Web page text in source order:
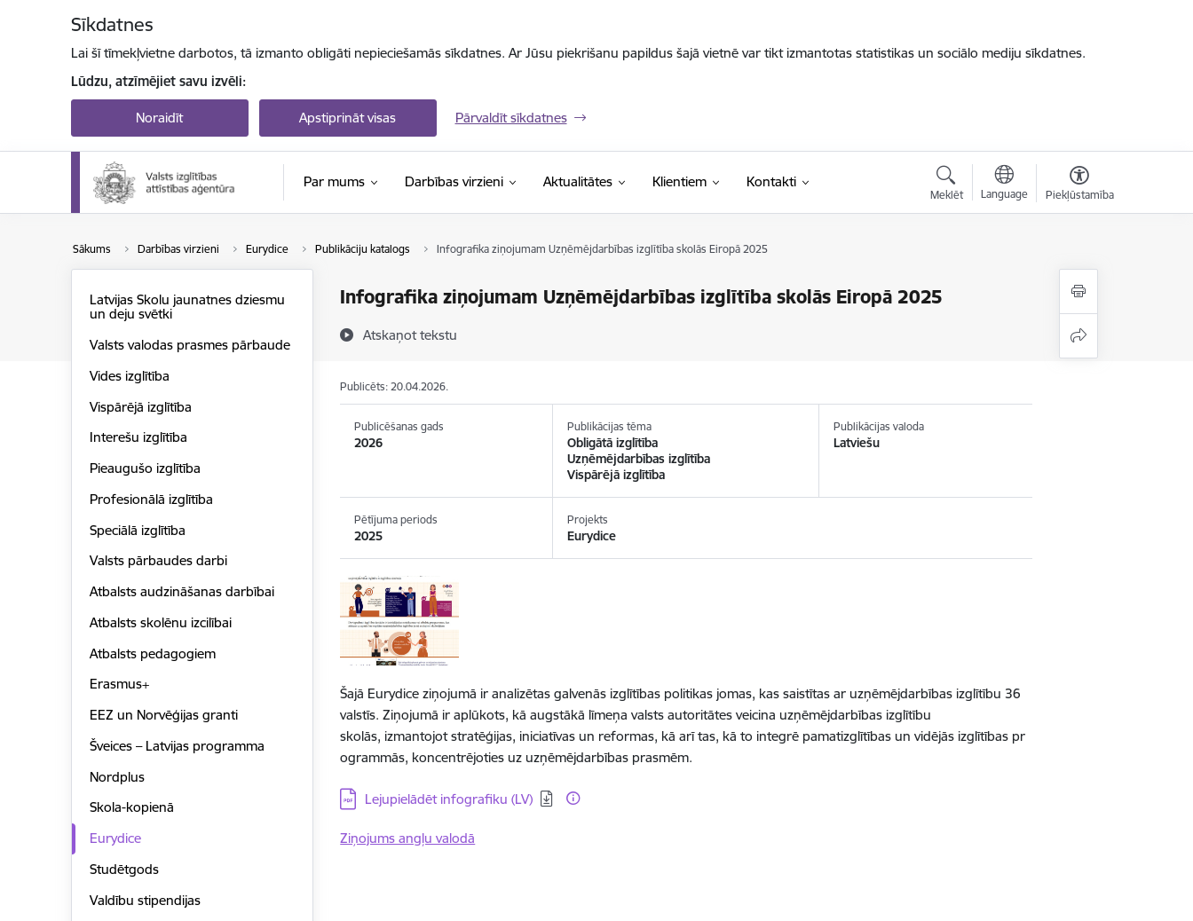
Sīkdatnes
Lai šī tīmekļvietne darbotos, tā izmanto obligāti nepieciešamās sīkdatnes. Ar Jūsu piekrišanu papildus šajā vietnē var tikt izmantotas statistikas un sociālo mediju sīkdatnes.
Lūdzu, atzīmējiet savu izvēli:
Noraidīt Apstiprināt visas Pārvaldīt sīkdatnes
Par mums Darbības virzieni Aktualitātes Klientiem Kontakti
Meklēt Language Piekļūstamība
Sākums Darbības virzieni Eurydice Publikāciju katalogs Infografika ziņojumam Uzņēmējdarbības izglītība skolās Eiropā 2025
Infografika ziņojumam Uzņēmējdarbības izglītība skolās Eiropā 2025
Atskaņot tekstu
Latvijas Skolu jaunatnes dziesmu
un deju svētki
Valsts valodas prasmes pārbaude
Vides izglītība
Vispārējā izglītība
Interešu izglītība
Pieaugušo izglītība
Profesionālā izglītība
Speciālā izglītība
Valsts pārbaudes darbi
Atbalsts audzināšanas darbībai
Atbalsts skolēnu izcilībai
Atbalsts pedagogiem
Erasmus+
EEZ un Norvēģijas granti
Šveices – Latvijas programma
Nordplus
Skola-kopienā
Eurydice
Studētgods
Valdību stipendijas
Publicēts: 20.04.2026.
Publicēšanas gads
2026
Publikācijas tēma
Obligātā izglītība
Uzņēmējdarbības izglītība
Vispārējā izglītība
Publikācijas valoda
Latviešu
Pētījuma periods
2025
Projekts
Eurydice
Šajā Eurydice ziņojumā ir analizētas galvenās izglītības politikas jomas, kas saistītas ar uzņēmējdarbības izglītību 36
valstīs. Ziņojumā ir aplūkots, kā augstākā līmeņa valsts autoritātes veicina uzņēmējdarbības izglītību
skolās, izmantojot stratēģijas, iniciatīvas un reformas, kā arī tas, kā to integrē pamatizglītības un vidējās izglītības pr
ogrammās, koncentrējoties uz uzņēmējdarbības prasmēm.
Lejupielādēt:
Lejupielādēt infografiku (LV)
Ziņojums angļu valodā